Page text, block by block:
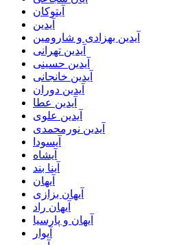
آیتوکان
آیدین
آیدین بهزادی و شارومین
آیدین تهرانی
آیدین حسینی
آیدین خانجانی
آیدین دوران
آیدین عطا
آیدین علوی
آیدین نورمحمدی
آیسودا
آیشاه
آینا بند
آیهان
آیهان بزازی
آیهان راد
آیهان و پارسیا
آیوار